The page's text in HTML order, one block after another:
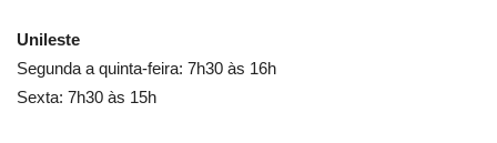
Unileste
Segunda a quinta-feira: 7h30 às 16h
Sexta: 7h30 às 15h